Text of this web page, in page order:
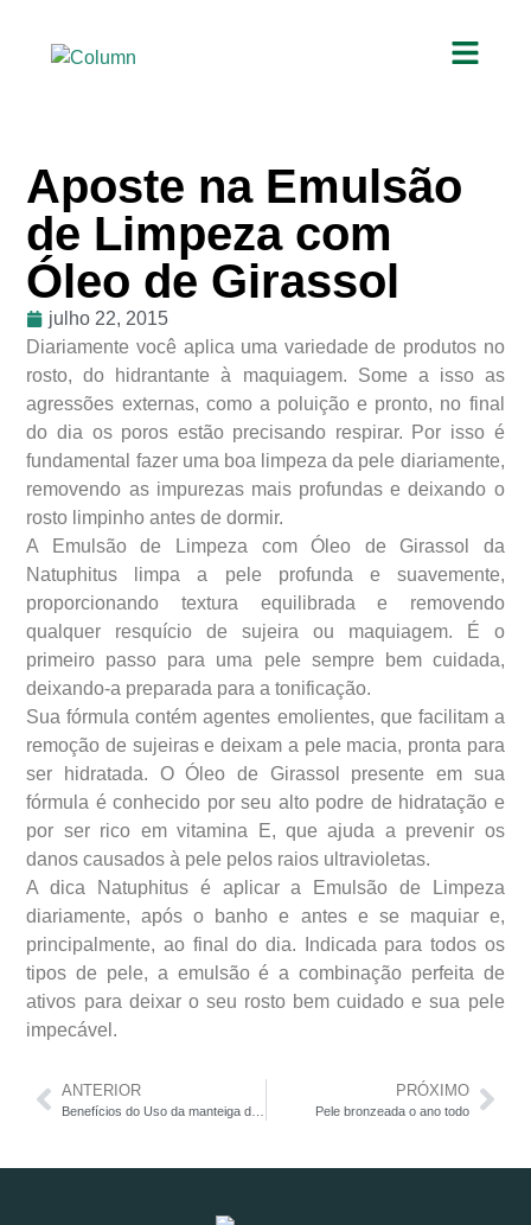
Aposte na Emulsão
de Limpeza com
Óleo de Girassol
julho 22, 2015
Diariamente você aplica uma variedade de produtos no
rosto, do hidrantante à maquiagem. Some a isso as
agressões externas, como a poluição e pronto, no final
do dia os poros estão precisando respirar. Por isso é
fundamental fazer uma boa limpeza da pele diariamente,
removendo as impurezas mais profundas e deixando o
rosto limpinho antes de dormir.
A Emulsão de Limpeza com Óleo de Girassol da
Natuphitus limpa a pele profunda e suavemente,
proporcionando textura equilibrada e removendo
qualquer resquício de sujeira ou maquiagem. É o
primeiro passo para uma pele sempre bem cuidada,
deixando-a preparada para a tonificação.
Sua fórmula contém agentes emolientes, que facilitam a
remoção de sujeiras e deixam a pele macia, pronta para
ser hidratada. O Óleo de Girassol presente em sua
fórmula é conhecido por seu alto podre de hidratação e
por ser rico em vitamina E, que ajuda a prevenir os
danos causados à pele pelos raios ultravioletas.
A dica Natuphitus é aplicar a Emulsão de Limpeza
diariamente, após o banho e antes e se maquiar e,
principalmente, ao final do dia. Indicada para todos os
tipos de pele, a emulsão é a combinação perfeita de
ativos para deixar o seu rosto bem cuidado e sua pele
impecável.
ANTERIOR PRÓXIMO
Pele bronzeada o ano todo